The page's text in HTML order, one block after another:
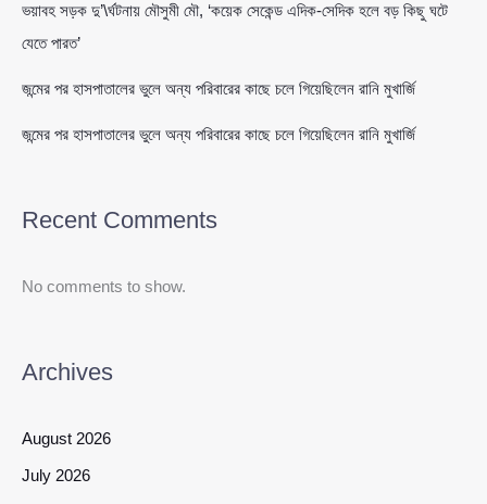
ভয়াবহ সড়ক দু’\র্ঘটনায় মৌসুমী মৌ, ‘কয়েক সেকেন্ড এদিক-সেদিক হলে বড় কিছু ঘটে
যেতে পারত’
জন্মের পর হাসপাতালের ভুলে অন্য পরিবারের কাছে চলে গিয়েছিলেন রানি মুখার্জি
জন্মের পর হাসপাতালের ভুলে অন্য পরিবারের কাছে চলে গিয়েছিলেন রানি মুখার্জি
Recent Comments
No comments to show.
Archives
August 2026
July 2026